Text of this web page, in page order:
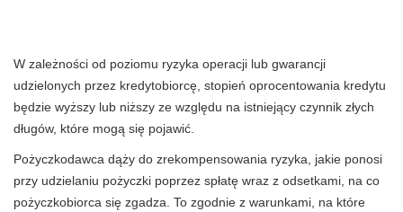
W zależności od poziomu ryzyka operacji lub gwarancji
udzielonych przez kredytobiorcę, stopień oprocentowania kredytu
będzie wyższy lub niższy ze względu na istniejący czynnik złych
długów, które mogą się pojawić.
Pożyczkodawca dąży do zrekompensowania ryzyka, jakie ponosi
przy udzielaniu pożyczki poprzez spłatę wraz z odsetkami, na co
pożyczkobiorca się zgadza. To zgodnie z warunkami, na które